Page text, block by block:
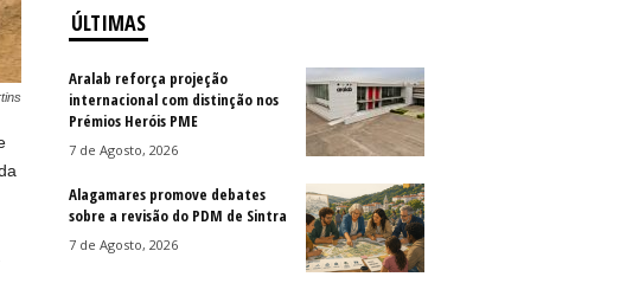
ÚLTIMAS
Aralab reforça projeção
internacional com distinção nos
Prémios Heróis PME
7 de Agosto, 2026
Alagamares promove debates
sobre a revisão do PDM de Sintra
7 de Agosto, 2026